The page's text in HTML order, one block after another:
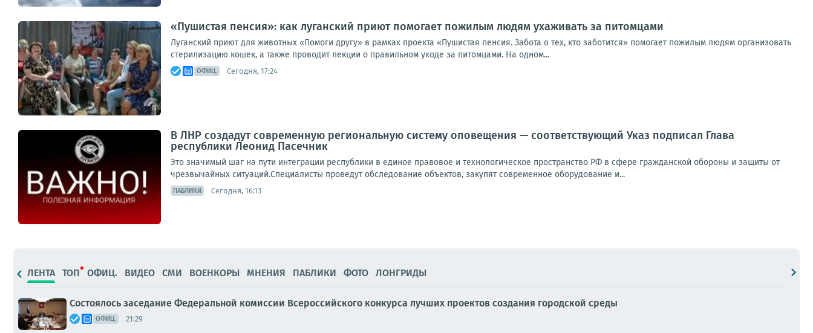
«Пушистая пенсия»: как луганский приют помогает пожилым людям ухаживать за питомцами
Луганский приют для животных «Помоги другу» в рамках проекта «Пушистая пенсия. Забота о тех, кто заботится» помогает пожилым людям организовать
стерилизацию кошек, а также проводит лекции о правильном уходе за питомцами. На одном...
ОФИЦ. Сегодня, 17:24
В ЛНР создадут современную региональную систему оповещения — соответствующий Указ подписал Глава
республики Леонид Пасечник
Это значимый шаг на пути интеграции республики в единое правовое и технологическое пространство РФ в сфере гражданской обороны и защиты от
чрезвычайных ситуаций.Специалисты проведут обследование объектов, закупят современное оборудование и...
ПАБЛИКИ Сегодня, 16:13
ЛЕНТА ТОП ОФИЦ. ВИДЕО СМИ ВОЕНКОРЫ МНЕНИЯ ПАБЛИКИ ФОТО ЛОНГРИДЫ
Состоялось заседание Федеральной комиссии Всероссийского конкурса лучших проектов создания городской среды
ОФИЦ. 21:29